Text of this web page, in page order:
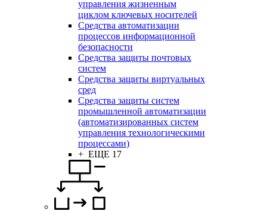
управления жизненным
циклом ключевых носителей
Средства автоматизации
процессов информационной
безопасности
Средства защиты почтовых
систем
Средства защиты виртуальных
сред
Средства защиты систем
промышленной автоматизации
(автоматизированных систем
управления технологическими
процессами)
+ ЕЩЕ 17